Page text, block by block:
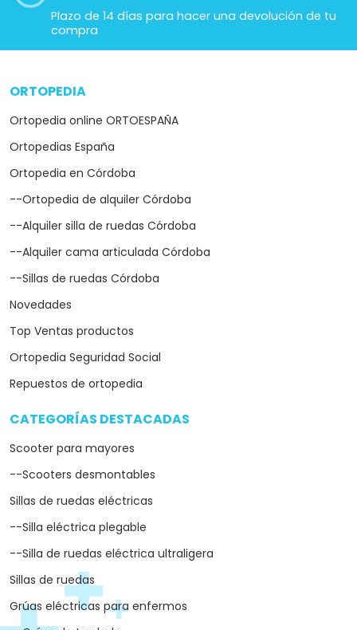
Plazo de 14 días para hacer una devolución de tu
compra
ORTOPEDIA
Ortopedia online ORTOESPAÑA
Ortopedias España
Ortopedia en Córdoba
--Ortopedia de alquiler Córdoba
--Alquiler silla de ruedas Córdoba
--Alquiler cama articulada Córdoba
--Sillas de ruedas Córdoba
Novedades
Top Ventas productos
Ortopedia Seguridad Social
Repuestos de ortopedia
CATEGORÍAS DESTACADAS
Scooter para mayores
--Scooters desmontables
Sillas de ruedas eléctricas
--Silla eléctrica plegable
--Silla de ruedas eléctrica ultraligera
Sillas de ruedas
Grúas eléctricas para enfermos